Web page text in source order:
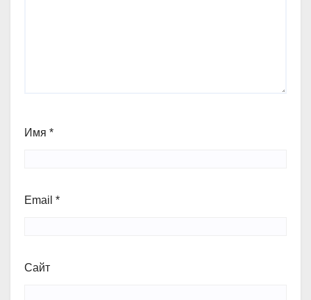
Имя *
Email *
Сайт